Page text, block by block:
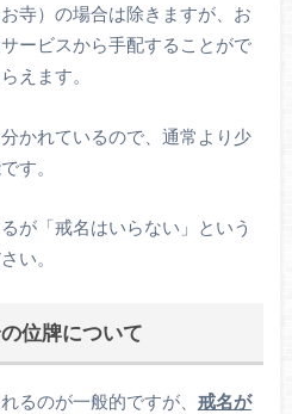
寺）の場合は除きますが、お
ービスから手配することがで
えます。
かれているので、通常より少
す。
が「戒名はいらない」という
い。
位牌について
るのが一般的ですが、 戒名が